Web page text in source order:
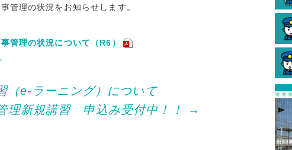
入札・契約情報
地球温暖化対策実行計画
消火器のリサイ
住宅用火災警
ホテル・旅館
ガソリン等の
違反対象物の
訪日外国人の
管理の状況をお知らせします。
管理の状況について（R6）
（e-ラーニング）について
理新規講習 申込み受付中！！
→